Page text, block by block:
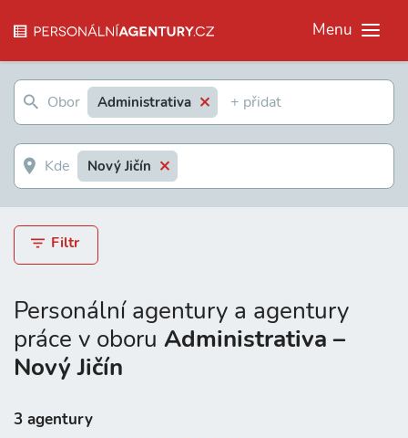
Menu
Administrativa
Nový Jičín
Filtr
Personální agentury a agentury
práce v oboru Administrativa –
Nový Jičín
3 agentury